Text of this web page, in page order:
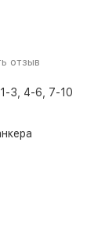
отзыв
1-3, 4-6, 7-10